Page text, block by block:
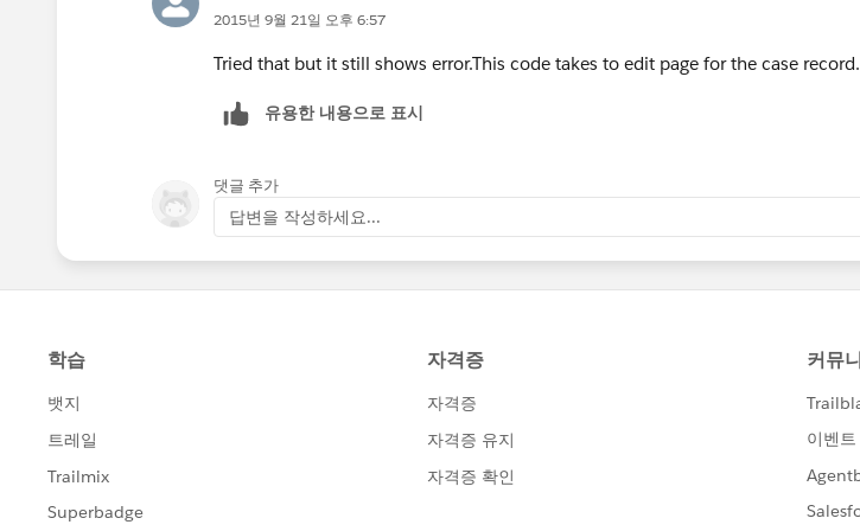
2015년 9월 21일 오후 6:57
Tried that but it still shows error.This code takes to edit page for the case record.
유용한 내용으로 표시
댓글 추가
답변을 작성하세요...